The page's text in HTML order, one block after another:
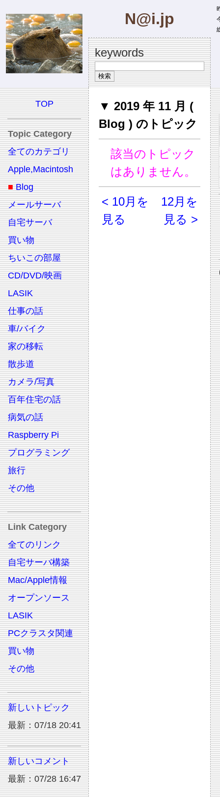
N@i.jp
keywords
TOP
Topic Category
全てのカテゴリ
Apple,Macintosh
■ Blog
メールサーバ
自宅サーバ
買い物
ちいこの部屋
CD/DVD/映画
LASIK
仕事の話
車/バイク
家の移転
散歩道
カメラ/写真
百年住宅の話
病気の話
Raspberry Pi
プログラミング
旅行
その他
Link Category
全てのリンク
自宅サーバ構築
Mac/Apple情報
オープンソース
LASIK
PCクラスタ関連
買い物
その他
新しいトピック
最新：07/18 20:41
新しいコメント
最新：07/28 16:47
▼ 2019 年 11 月 (
Blog ) のトピック
該当のトピック
はありません。
< 10月を
見る
12月を
見る >